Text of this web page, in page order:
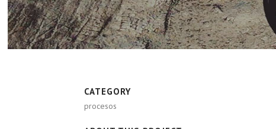
CATEGORY
procesos